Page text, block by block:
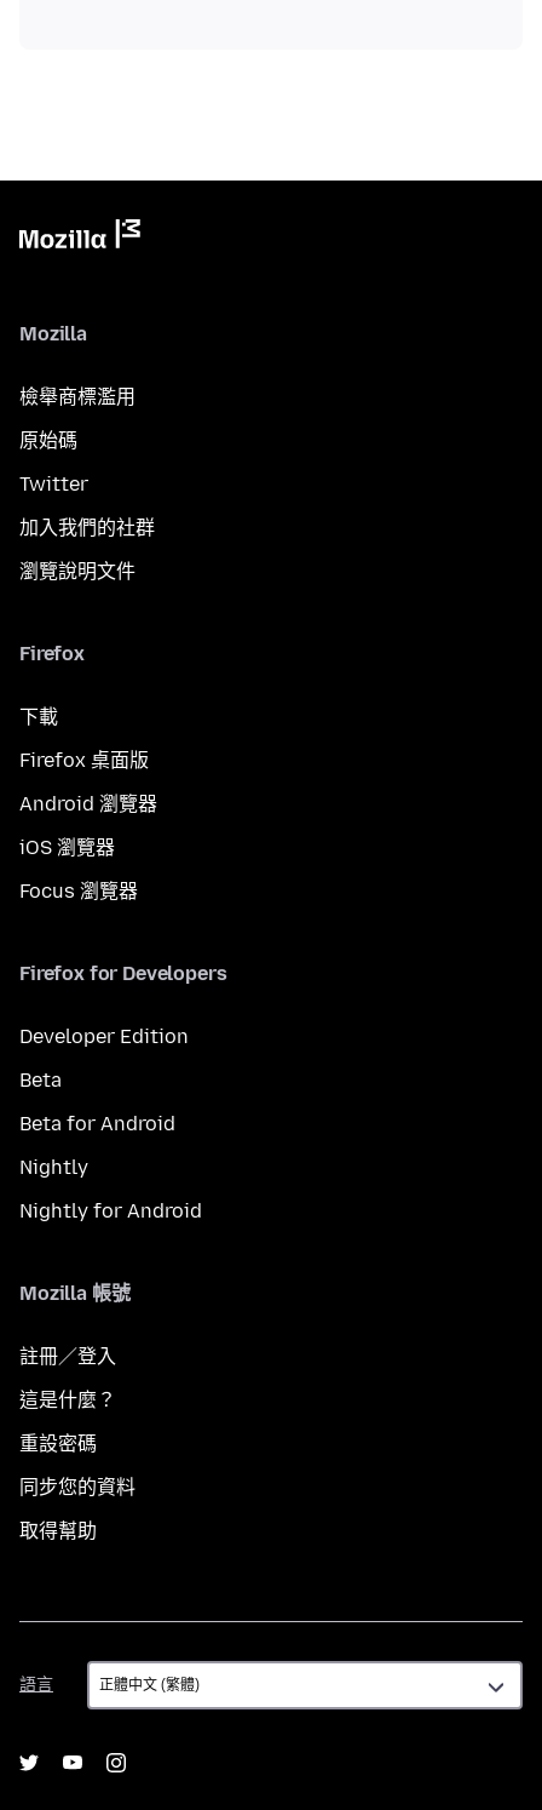
Mozilla
檢舉商標濫用
原始碼
Twitter
加入我們的社群
瀏覽說明文件
Firefox
下載
Firefox 桌面版
Android 瀏覽器
iOS 瀏覽器
Focus 瀏覽器
Firefox for Developers
Developer Edition
Beta
Beta for Android
Nightly
Nightly for Android
Mozilla 帳號
註冊／登入
這是什麼？
重設密碼
同步您的資料
取得幫助
語言
語
言